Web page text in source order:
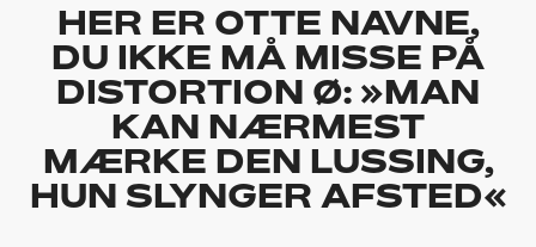
HER ER OTTE NAVNE,
DU IKKE MÅ MISSE PÅ
DISTORTION Ø: »MAN
KAN NÆRMEST
MÆRKE DEN LUSSING,
HUN SLYNGER AFSTED«